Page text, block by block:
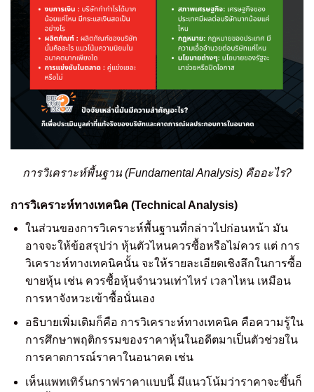
การวิเคราะห์พื้นฐาน (Fundamental Analysis) คืออะไร?
การวิเคราะห์ทางเทคนิค (Technical Analysis)
ในส่วนของการวิเคราะห์พื้นฐานที่กล่าวไปก่อนหน้า มัน
อาจจะให้ข้อสรุปว่า หุ้นตัวไหนควรซื้อหรือไม่ควร แต่ การ
วิเคราะห์ทางเทคนิคนั้น จะให้รายละเอียดเชิงลึกในการซื้อ
ขายหุ้น เช่น ควรซื้อหุ้นจำนวนเท่าไหร่ เวลาไหน เหมือน
การหาจังหวะเข้าซื้อนั่นเอง
อธิบายเพิ่มเติมก็คือ การวิเคราะห์ทางเทคนิค คือความรู้ใน
การศึกษาพฤติกรรมของราคาหุ้นในอดีตมาเป็นตัวช่วยใน
การคาดการณ์ราคาในอนาคต เช่น
เห็นแพทเทิร์นกราฟราคาแบบนี้ มีแนวโน้มว่าราคาจะขึ้นก็